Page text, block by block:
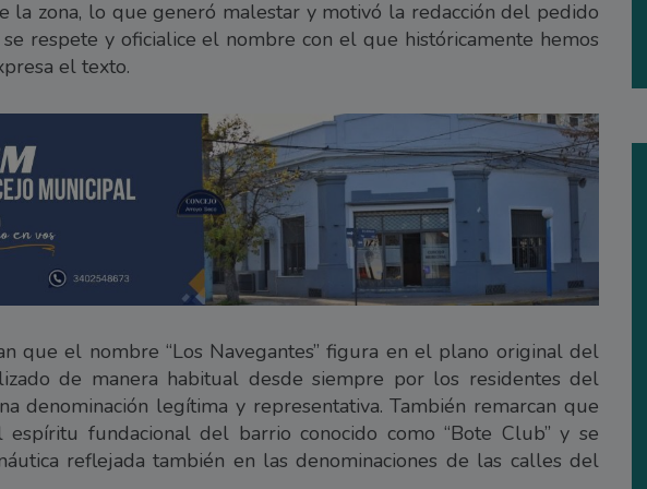
la zona, lo que generó malestar y motivó la redacción del pedido
respete y oficialice el nombre con el que históricamente hemos
el texto.
que el nombre “Los Navegantes” figura en el plano original del
de manera habitual desde siempre por los residentes del
denominación legítima y representativa. También remarcan que
fundacional del barrio conocido como “Bote Club” y se
reflejada también en las denominaciones de las calles del